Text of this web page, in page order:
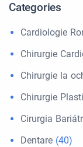
Categories
Cardiologie
Chirurgie
Chirurgie la
Chirurgie
Cirurgia
Dentare (40)